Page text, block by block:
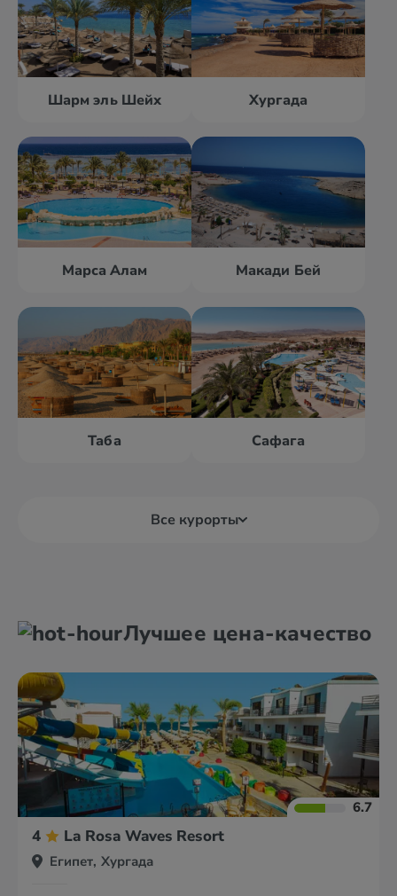
Шарм эль Шейх Хургада
Марса Алам Макади Бей
Таба Сафага
Все курорты
Асуан Каир
Лучшее цена-качество
6.7
4 La Rosa Waves Resort
Египет, Хургада